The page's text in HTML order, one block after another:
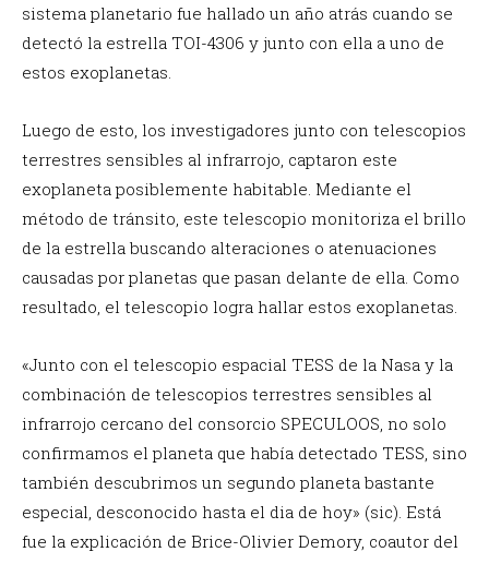
sistema planetario fue hallado un año atrás cuando se
detectó la estrella TOI-4306 y junto con ella a uno de
estos exoplanetas.
Luego de esto, los investigadores junto con telescopios
terrestres sensibles al infrarrojo, captaron este
exoplaneta posiblemente habitable. Mediante el
método de tránsito, este telescopio monitoriza el brillo
de la estrella buscando alteraciones o atenuaciones
causadas por planetas que pasan delante de ella. Como
resultado, el telescopio logra hallar estos exoplanetas.
«Junto con el telescopio espacial TESS de la Nasa y la
combinación de telescopios terrestres sensibles al
infrarrojo cercano del consorcio SPECULOOS, no solo
confirmamos el planeta que había detectado TESS, sino
también descubrimos un segundo planeta bastante
especial, desconocido hasta el dia de hoy» (sic). Está
fue la explicación de Brice-Olivier Demory, coautor del